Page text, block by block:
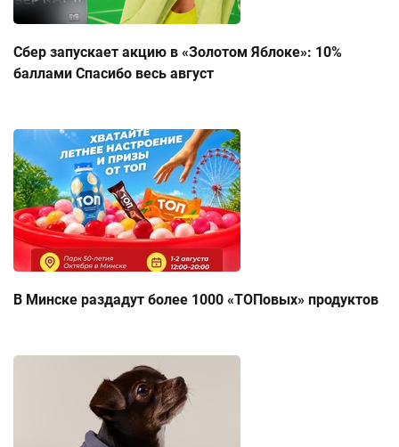
Сбер запускает акцию в «Золотом Яблоке»: 10%
баллами Спасибо весь август
В Минске раздадут более 1000 «ТОПовых» продуктов